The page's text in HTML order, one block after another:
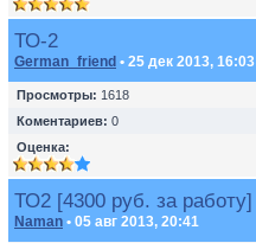
ТО-2
German_friend • 25 дек 2013, 16:03
Просмотры: 1618
Коментариев: 0
Оценка:
ТО2 [4300 руб. за работу]
Naman • 05 авг 2013, 20:41